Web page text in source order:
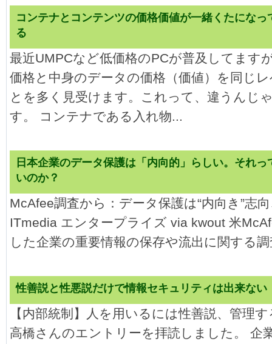
コンテナとコンテンツの価格価値が一緒くたにな
る
最近UMPCなど低価格のPCが普及してます
価格と中身のデータの価格（価値）を同じ
とを多く見受けます。これって、違うんじ
す。 コンテナである入れ物...
日本企業のデータ保護は「内向的」らしい。それ
いのか？
McAfee調査から：データ保護は“内向き”志
ITmedia エンタープライズ via kwout 米
した企業の重要情報の保存や流出に関する
性善説と性悪説だけで情報セキュリティは出来ない
【内部統制】人を用いるには性善説、管理
高橋さんのエントリーを拝読しました。 企